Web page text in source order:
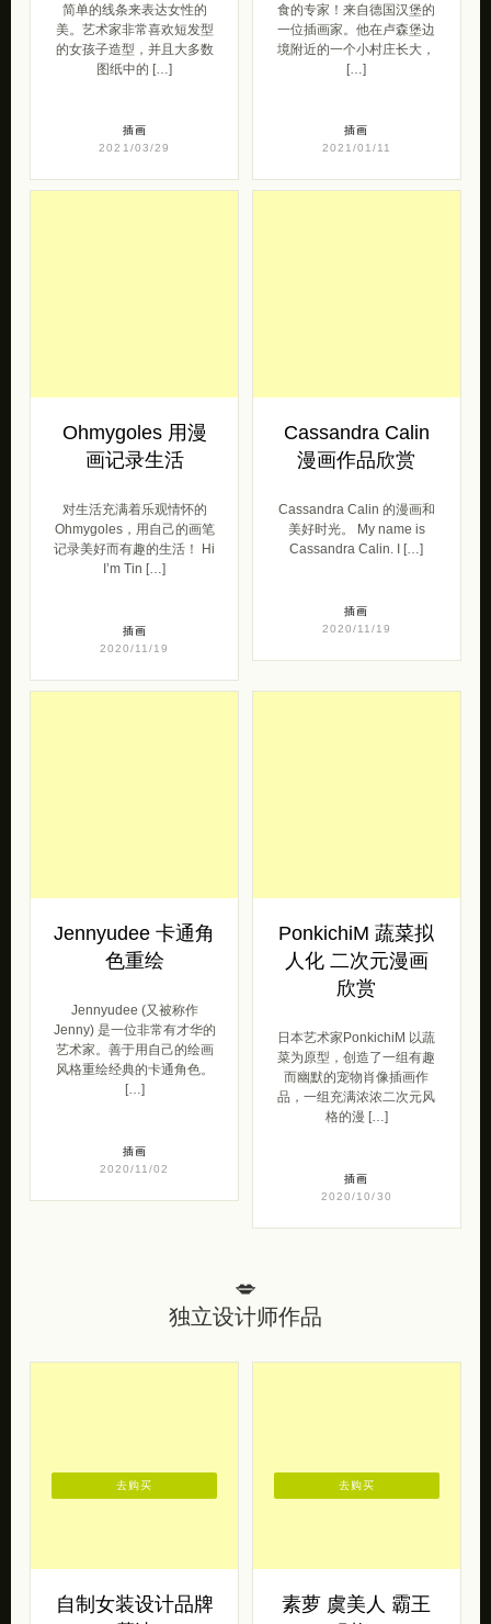
简单的线条来表达女性的
美。艺术家非常喜欢短发型
的女孩子造型，并且大多数
图纸中的 […]
插画
2021/03/29
食的专家！来自德国汉堡的
一位插画家。他在卢森堡边
境附近的一个小村庄长大，
[…]
插画
2021/01/11
Ohmygoles 用漫
画记录生活
对生活充满着乐观情怀的
Ohmygoles，用自己的画笔
记录美好而有趣的生活！ Hi
I’m Tin […]
插画
2020/11/19
Cassandra Calin
漫画作品欣赏
Cassandra Calin 的漫画和
美好时光。 My name is
Cassandra Calin. I […]
插画
2020/11/19
Jennyudee 卡通角
色重绘
Jennyudee (又被称作
Jenny) 是一位非常有才华的
艺术家。善于用自己的绘画
风格重绘经典的卡通角色。
[…]
插画
2020/11/02
PonkichiM 蔬菜拟
人化 二次元漫画
欣赏
日本艺术家PonkichiM 以蔬
菜为原型，创造了一组有趣
而幽默的宠物肖像插画作
品，一组充满浓浓二次元风
格的漫 […]
插画
2020/10/30
💋
独立设计师作品
自制女装设计品牌
去购买
素萝 虞美人 霸王
去购买